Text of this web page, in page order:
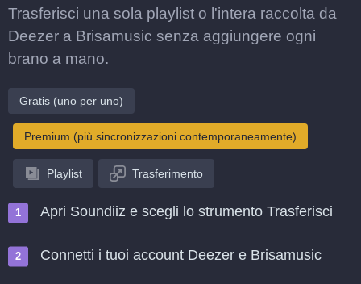
Trasferisci una sola playlist o l'intera raccolta da
Deezer a Brisamusic senza aggiungere ogni
brano a mano.
Gratis (uno per uno)
Premium (più sincronizzazioni contemporaneamente)
Playlist Trasferimento
Apri Soundiiz e scegli lo strumento Trasferisci
Connetti i tuoi account Deezer e Brisamusic